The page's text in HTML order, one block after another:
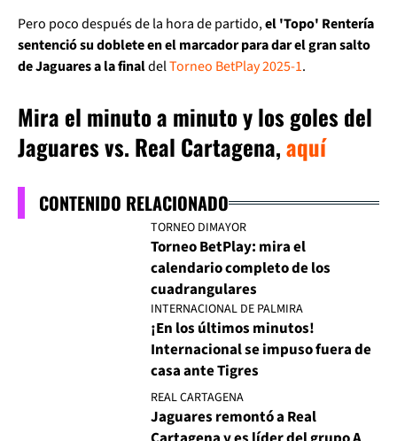
Pero poco después de la hora de partido,el 'Topo' Rentería
sentenció su doblete en el marcador para dar el gran salto
de Jaguares a la finaldelTorneo BetPlay 2025-1.
Mira el minuto a minuto y los goles del
Jaguares vs. Real Cartagena,aquí
CONTENIDO RELACIONADO
TORNEO DIMAYOR
Torneo BetPlay: mira el
calendario completo de los
cuadrangulares
INTERNACIONAL DE PALMIRA
¡En los últimos minutos!
Internacional se impuso fuera de
casa ante Tigres
REAL CARTAGENA
Jaguares remontó a Real